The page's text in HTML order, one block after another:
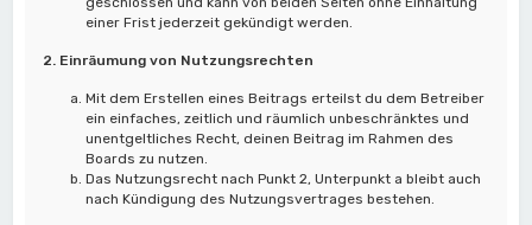
einer Frist jederzeit gekündigt werden.
2. Einräumung von Nutzungsrechten
Mit dem Erstellen eines Beitrags erteilst du dem Betreiber
ein einfaches, zeitlich und räumlich unbeschränktes und
unentgeltliches Recht, deinen Beitrag im Rahmen des
Boards zu nutzen.
Das Nutzungsrecht nach Punkt 2, Unterpunkt a bleibt auch
nach Kündigung des Nutzungsvertrages bestehen.